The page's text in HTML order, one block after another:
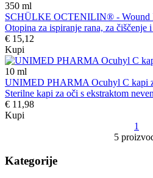
350 ml
SCHÜLKE OCTENILIN® - Wound
Otopina za ispiranje rana, za čiščenje
€ 15,12
Kupi
10 ml
UNIMED PHARMA Ocuhyl C kapi
Sterilne kapi za oči s ekstraktom
€ 11,98
Kupi
1
5
Kategorije